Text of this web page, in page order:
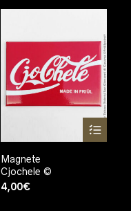
Magnete
Cjochele ©
4,00€